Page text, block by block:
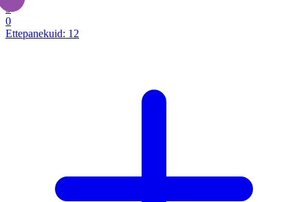
3
0
Ettepanekuid: 12